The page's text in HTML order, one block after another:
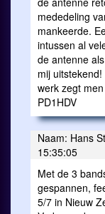
mededeling
mankeerde.
intussen al
de antenne
mij
werk zegt
PD1HDV
Naam: Hans
15:35:05
Met de 3
gespannen,
5/7 in Nieuw